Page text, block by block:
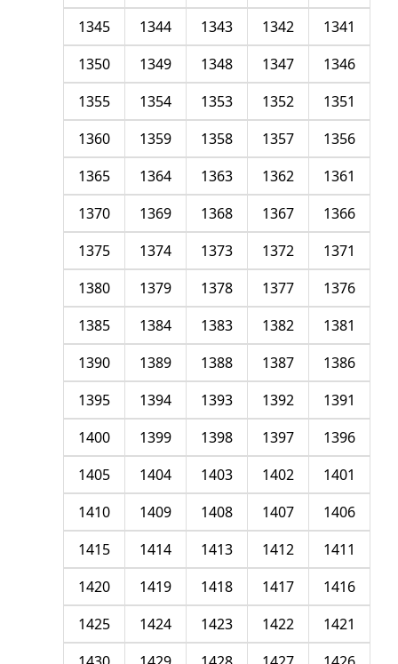
1341
1342
1343
1344
1345
1346
1347
1348
1349
1350
1351
1352
1353
1354
1355
1356
1357
1358
1359
1360
1361
1362
1363
1364
1365
1366
1367
1368
1369
1370
1371
1372
1373
1374
1375
1376
1377
1378
1379
1380
1381
1382
1383
1384
1385
1386
1387
1388
1389
1390
1391
1392
1393
1394
1395
1396
1397
1398
1399
1400
1401
1402
1403
1404
1405
1406
1407
1408
1409
1410
1411
1412
1413
1414
1415
1416
1417
1418
1419
1420
1421
1422
1423
1424
1425